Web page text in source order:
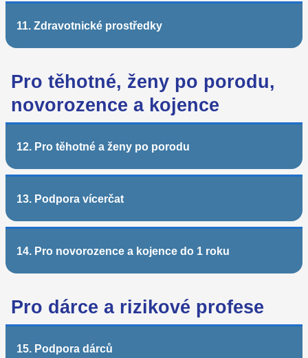
11. Zdravotnické prostředky
Pro těhotné, ženy po porodu,
novorozence a kojence
12. Pro těhotné a ženy po porodu
13. Podpora vícerčat
14. Pro novorozence a kojence do 1 roku
Pro dárce a rizikové profese
15. Podpora dárců